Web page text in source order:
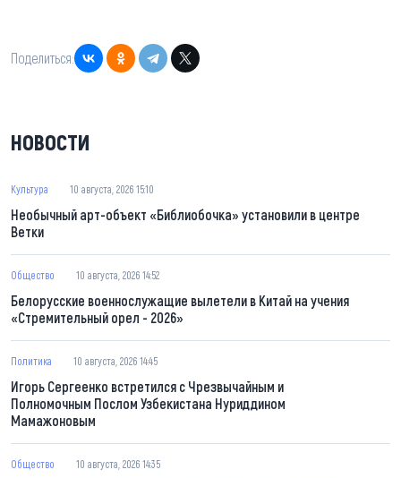
Поделиться:
НОВОСТИ
Культура 10 августа, 2026 15:10
Необычный арт-объект «Библиобочка» установили в центре
Ветки
Общество 10 августа, 2026 14:52
Белорусские военнослужащие вылетели в Китай на учения
«Стремительный орел - 2026»
Политика 10 августа, 2026 14:45
Игорь Сергеенко встретился с Чрезвычайным и
Полномочным Послом Узбекистана Нуриддином
Мамажоновым
Общество 10 августа, 2026 14:35